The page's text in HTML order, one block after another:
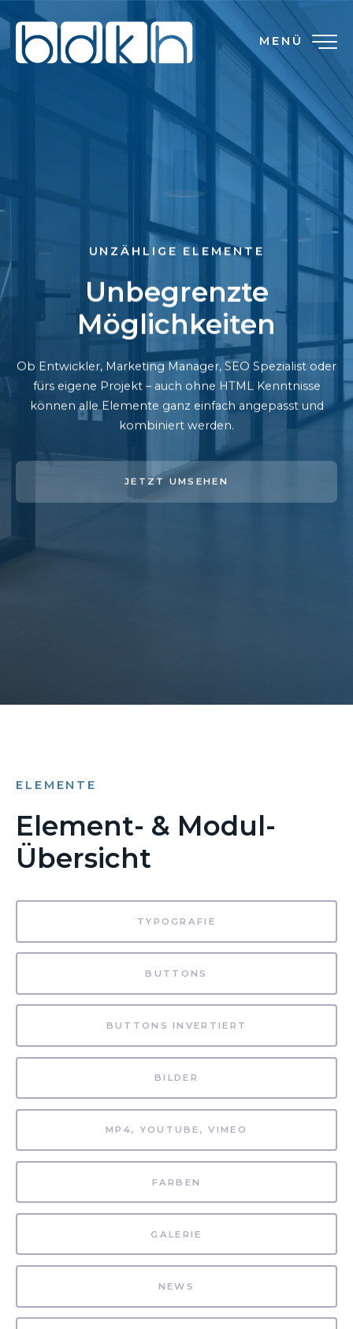
MENÜ
UNZÄHLIGE ELEMENTE
Unbegrenzte
Möglichkeiten
Ob Entwickler, Marketing Manager, SEO Spezialist oder
fürs eigene Projekt – auch ohne HTML Kenntnisse
können alle Elemente ganz einfach angepasst und
kombiniert werden.
JETZT UMSEHEN
ELEMENTE
Element- & Modul-
Übersicht
TYPOGRAFIE
BUTTONS
BUTTONS INVERTIERT
BILDER
MP4, YOUTUBE, VIMEO
FARBEN
GALERIE
NEWS